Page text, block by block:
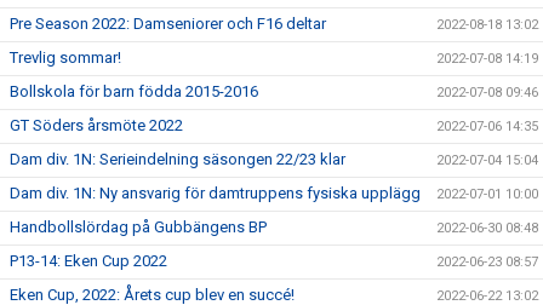
Pre Season 2022: Damseniorer och F16 deltar 2022-08-18 13:02
Trevlig sommar! 2022-07-08 14:19
Bollskola för barn födda 2015-2016 2022-07-08 09:46
GT Söders årsmöte 2022 2022-07-06 14:35
Dam div. 1N: Serieindelning säsongen 22/23 klar 2022-07-04 15:04
Dam div. 1N: Ny ansvarig för damtruppens fysiska upplägg 2022-07-01 10:00
Handbollslördag på Gubbängens BP 2022-06-30 08:48
P13-14: Eken Cup 2022 2022-06-23 08:57
Eken Cup, 2022: Årets cup blev en succé! 2022-06-22 13:02